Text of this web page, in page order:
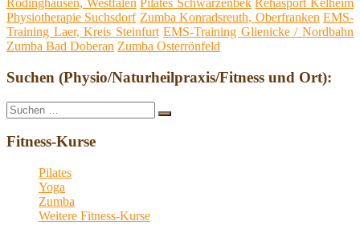
Rödinghausen, Westfalen Pilates Schwarzenbek Rehasport Kelheim
Physiotherapie Suchsdorf Zumba Konradsreuth, Oberfranken EMS-
Training Laer, Kreis Steinfurt EMS-Training Glienicke / Nordbahn
Zumba Bad Doberan Zumba Osterrönfeld
Suchen (Physio/Naturheilpraxis/Fitness und Ort):
Suche
nach:
Suchen
Fitness-Kurse
Pilates
Yoga
Zumba
Weitere Fitness-Kurse